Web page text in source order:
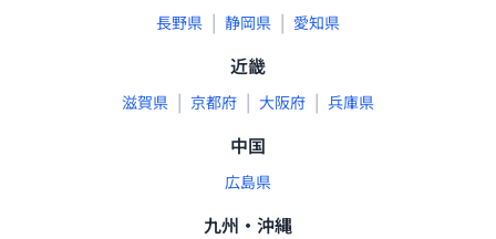
長野県 | 静岡県 | 愛知県
近畿
滋賀県 | 京都府 | 大阪府 | 兵庫県
中国
広島県
九州・沖縄